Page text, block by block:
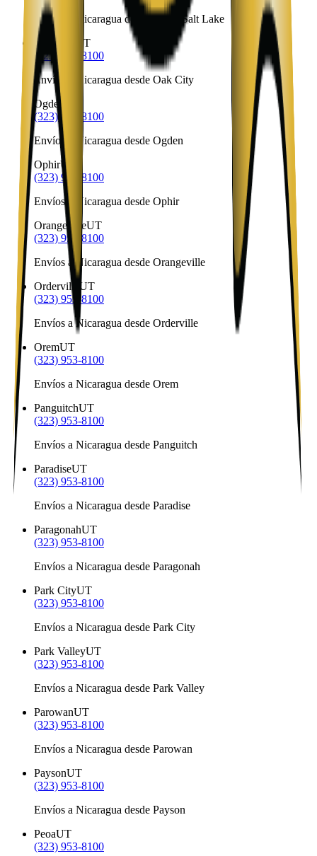
Envíos a Nicaragua desde North Salt Lake
Oak City
UT
(323) 953-8100
Envíos a Nicaragua desde Oak City
Ogden
(323) 953-8100
Envíos a Nicaragua desde Ogden
OphirUT
(323) 953-8100
Envíos a Nicaragua desde Ophir
OrangevilleUT
(323) 953-8100
Envíos a Nicaragua desde Orangeville
Orderville
UT
(323) 953-8100
Envíos a Nicaragua desde Orderville
OremUT
(323) 953-8100
Envíos a Nicaragua desde Orem
PanguitchUT
(323) 953-8100
Envíos a Nicaragua desde Panguitch
ParadiseUT
(323) 953-8100
Envíos a Nicaragua desde Paradise
ParagonahUT
(323) 953-8100
Envíos a Nicaragua desde Paragonah
Park CityUT
(323) 953-8100
Envíos a Nicaragua desde Park City
Park ValleyUT
(323) 953-8100
Envíos a Nicaragua desde Park Valley
ParowanUT
(323) 953-8100
Envíos a Nicaragua desde Parowan
PaysonUT
(323) 953-8100
Envíos a Nicaragua desde Payson
PeoaUT
(323) 953-8100